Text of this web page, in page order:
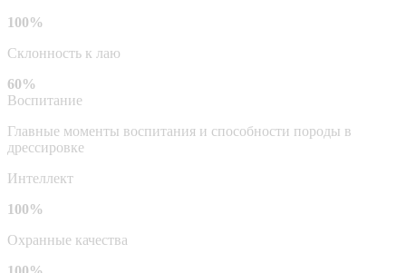
100%
Склонность к лаю
60%
Воспитание
Главные моменты воспитания и способности породы в
дрессировке
Интеллект
100%
Охранные качества